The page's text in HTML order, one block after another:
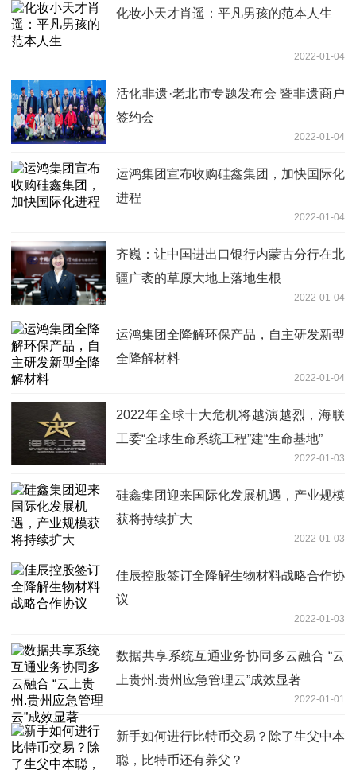
化妆小天才肖遥：平凡男孩的范本人生
2022-01-04
活化非遗·老北市专题发布会 暨非遗商户
签约会
2022-01-04
运鸿集团宣布收购硅鑫集团，加快国际化
进程
2022-01-04
齐巍：让中国进出口银行内蒙古分行在北
疆广袤的草原大地上落地生根
2022-01-04
运鸿集团全降解环保产品，自主研发新型
全降解材料
2022-01-04
2022年全球十大危机将越演越烈，海联
工委“全球生命系统工程”建“生命基地”
2022-01-03
硅鑫集团迎来国际化发展机遇，产业规模
获将持续扩大
2022-01-03
佳辰控股签订全降解生物材料战略合作协
议
2022-01-03
数据共享系统互通业务协同多云融合 “云
上贵州.贵州应急管理云”成效显著
2022-01-01
新手如何进行比特币交易？除了生父中本
聪，比特币还有养父？